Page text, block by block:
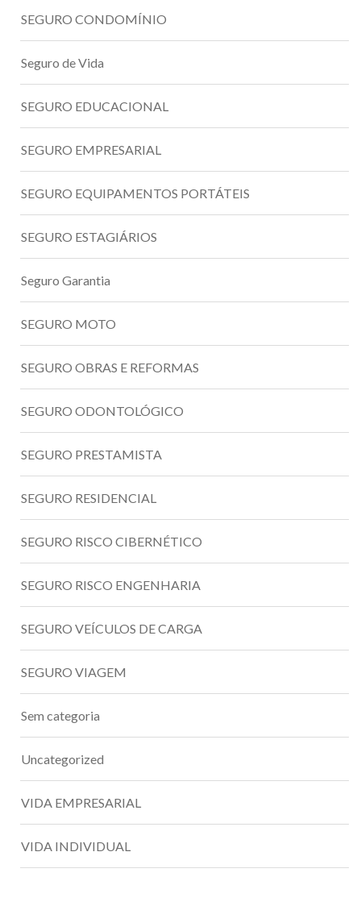
SEGURO CONDOMÍNIO
Seguro de Vida
SEGURO EDUCACIONAL
SEGURO EMPRESARIAL
SEGURO EQUIPAMENTOS PORTÁTEIS
SEGURO ESTAGIÁRIOS
Seguro Garantia
SEGURO MOTO
SEGURO OBRAS E REFORMAS
SEGURO ODONTOLÓGICO
SEGURO PRESTAMISTA
SEGURO RESIDENCIAL
SEGURO RISCO CIBERNÉTICO
SEGURO RISCO ENGENHARIA
SEGURO VEÍCULOS DE CARGA
SEGURO VIAGEM
Sem categoria
Uncategorized
VIDA EMPRESARIAL
VIDA INDIVIDUAL